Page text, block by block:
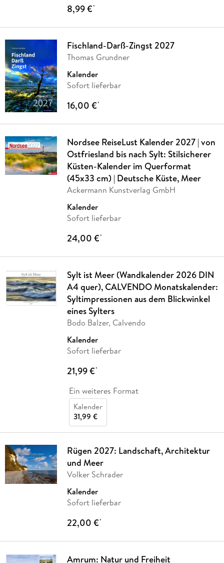
8,99 €*
Fischland-Darß-Zingst 2027
Thomas Grundner
Kalender
Sofort lieferbar
16,00 €*
Nordsee ReiseLust Kalender 2027 | von
Ostfriesland bis nach Sylt: Stilsicherer
Küsten-Kalender im Querformat
(45x33 cm) | Deutsche Küste, Meer
Ackermann Kunstverlag GmbH
Kalender
Sofort lieferbar
24,00 €*
Sylt ist Meer (Wandkalender 2026 DIN
A4 quer), CALVENDO Monatskalender:
Syltimpressionen aus dem Blickwinkel
eines Sylters
Bodo Balzer, Calvendo
Kalender
Sofort lieferbar
21,99 €*
Ein weiteres Format
Kalender
31,99 €
Rügen 2027: Landschaft, Architektur
und Meer
Volker Schrader
Kalender
Sofort lieferbar
22,00 €*
Amrum: Natur und Freiheit